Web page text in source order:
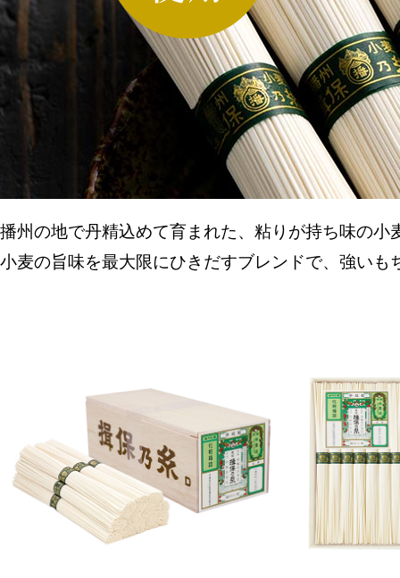
播州の地で丹精込めて育まれた、粘りが持ち味の
小麦の旨味を最大限にひきだすブレンドで、強い